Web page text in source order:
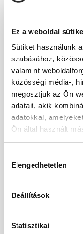
Ez a weboldal
Sütiket használunk
szabásához,
valamint
közösségi média-,
megosztjuk az Ön
adatait, akik
adatokkal,
Ön által használt
kiválasztása
Elengedhetetlen
Beállítások
Statisztikai
mennyiségű
és fogakat,
idegrendszer
szénhidrát-,
enzim
Vas– segít a
hemoglobin
nélkül az
a sejtekhez,
Mangán– A
működéséhez